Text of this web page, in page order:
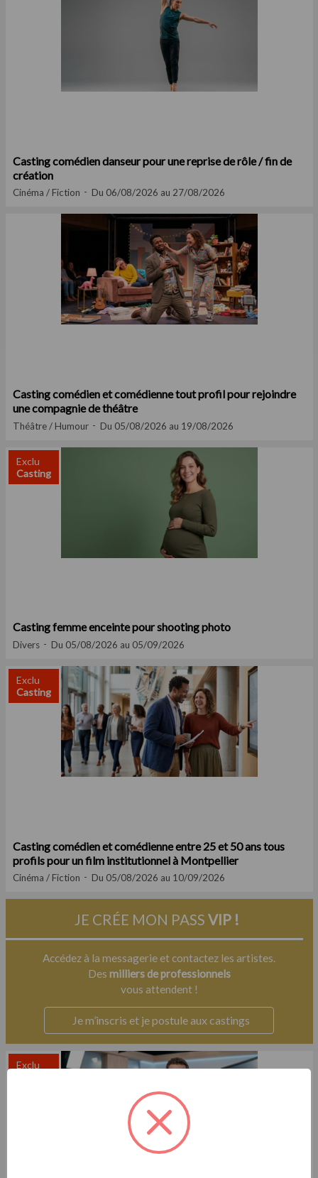
Casting comédien danseur pour une reprise de rôle / fin de
création
Cinéma / Fiction Du 06/08/2026 au 27/08/2026
Casting comédien et comédienne tout profil pour rejoindre
une compagnie de théâtre
Théâtre / Humour Du 05/08/2026 au 19/08/2026
Exclu
Casting
Casting femme enceinte pour shooting photo
Divers Du 05/08/2026 au 05/09/2026
Exclu
Casting
Casting comédien et comédienne entre 25 et 50 ans tous
profils pour un film institutionnel à Montpellier
Cinéma / Fiction Du 05/08/2026 au 10/09/2026
JE CRÉE MON PASSVIP !
Accédez à la messagerie et contactez les artistes.
Des milliers de professionnels
vous attendent !
Je m’inscris et je postule aux castings
Exclu